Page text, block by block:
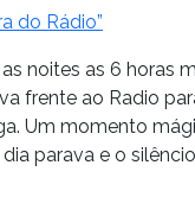
do Rádio”
noites as 6 horas
frente ao Radio
Um momento
parava e o